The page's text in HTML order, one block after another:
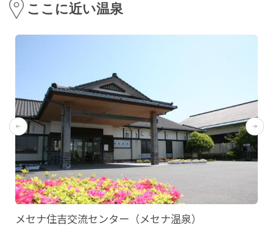
ここに近い温泉
メセナ住吉交流センター（メセナ温泉）